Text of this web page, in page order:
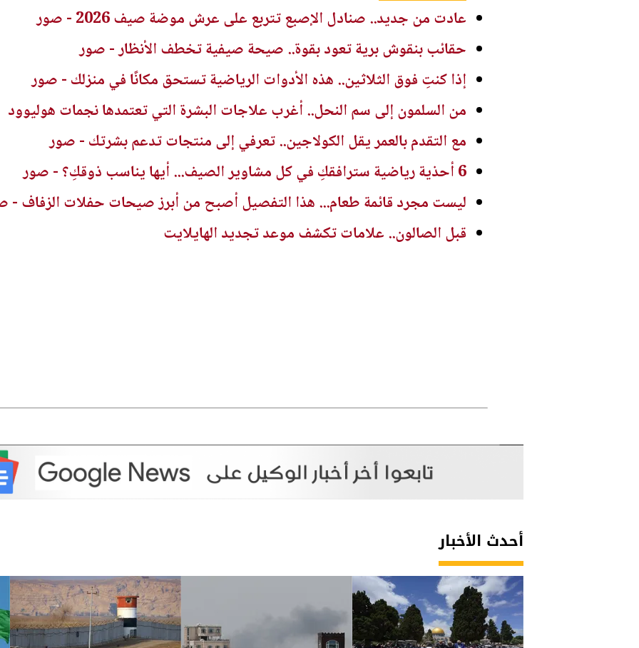
عادت من جديد.. صنادل الإصبع تتربع على عرش موضة صيف 2026 - صور
حقائب بنقوش برية تعود بقوة.. صيحة صيفية تخطف الأنظار - صور
إذا كنتِ فوق الثلاثين.. هذه الأدوات الرياضية تستحق مكانًا في منزلك - صور
من السلمون إلى سم النحل.. أغرب علاجات البشرة التي تعتمدها نجمات هوليوود
مع التقدم بالعمر يقل الكولاجين.. تعرفي إلى منتجات تدعم بشرتك - صور
6 أحذية رياضية سترافقكِ في كل مشاوير الصيف... أيها يناسب ذوقكِ؟ - صور
ليست مجرد قائمة طعام... هذا التفصيل أصبح من أبرز صيحات حفلات الزفاف -
قبل الصالون.. علامات تكشف موعد تجديد الهايلايت
أحدث الأخبار